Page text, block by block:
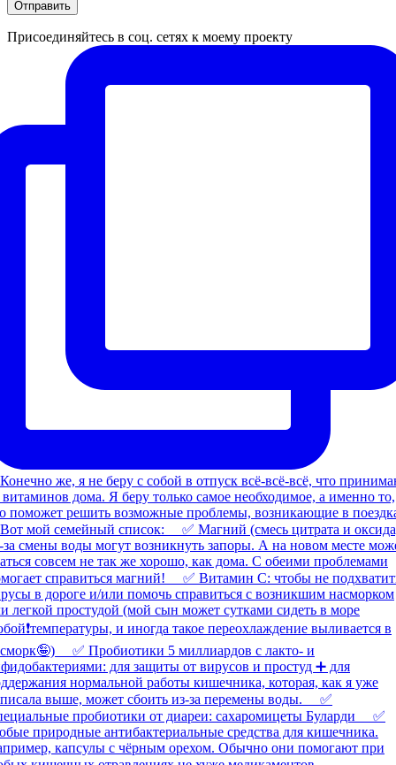
Присоединяйтесь в соц. сетях к моему проекту